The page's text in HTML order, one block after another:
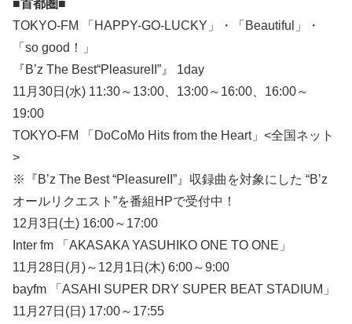
■首都圏■
TOKYO-FM 「HAPPY-GO-LUCKY」・「Beautiful」・
「so good！」
『B’z The Best“PleasureII”』 1day
11月30日(水) 11:30～13:00、13:00～16:00、16:00～
19:00
TOKYO-FM 「DoCoMo Hits from the Heart」<全国ネット
>
※『B’z The Best “PleasureII”』収録曲を対象にした “B’z
オールリクエスト”を番組HPで受付中！
12月3日(土) 16:00～17:00
Inter fm 「AKASAKA YASUHIKO ONE TO ONE」
11月28日(月)～12月1日(木) 6:00～9:00
bayfm 「ASAHI SUPER DRY SUPER BEAT STADIUM」
11月27日(日) 17:00～17:55